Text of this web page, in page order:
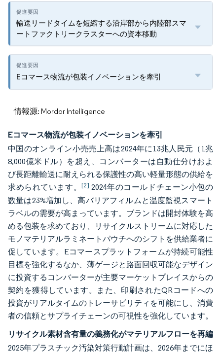
輸送リードタイムを短縮する沿岸部から内陸部スマ
ートファクトリークラスターへの資本移動
Eコマース物流が包装イノベーションを牽引
情報源: Mordor Intelligence
Eコマース物流が包装イノベーションを牽引
中国のオンライン小売売上高は2024年に13兆人民元（1兆
8,000億米ドル）を超え、コンバーターは自動仕分けおよ
び長距離輸送に耐えられる保護性の高い軽量形態の供給を
求められています。[2] 2024年のコールドチェーン小包の
数量は23%増加し、高バリアフィルムと温度監視スマート
ラベルの需要が高まっています。ブランドは開封体験を高
める包装を求めており、リサイクルストリームに対応した
モノマテリアルラミネートパウチへのシフトを供給業者に
促しています。Eコマースプラットフォームが持続可能性
目標を強化するなか、薄ゲージと路面回収可能なデザイン
に投資するコンバーターが主要マーケットプレイスからの
契約を獲得しています。また、印刷されたQRコードへの
投資がリアルタイムのトレーサビリティを可能にし、消費
者の信頼とサプライチェーンの可視性を強化しています。
リサイクル素材含有量の義務化がマテリアルフローを再編
2025年プラスチック汚染対策行動計画は、2026年までにほ